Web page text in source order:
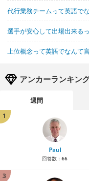
代行業務チームって英語で
選手が安心して出場出来る
上位概念って英語でなんて
アンカーランキン
週間
1
Paul
回答数： 66
3